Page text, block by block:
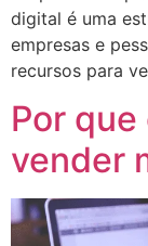
digital é uma
empresas e
recursos para
Por que
vender